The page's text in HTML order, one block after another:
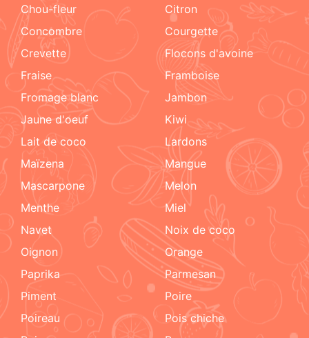
chou-fleur
citron
concombre
courgette
crevette
flocons d'avoine
fraise
framboise
fromage blanc
jambon
jaune d'oeuf
kiwi
lait de coco
lardons
maïzena
mangue
mascarpone
melon
menthe
miel
navet
noix de coco
oignon
orange
paprika
parmesan
piment
poire
poireau
pois chiche